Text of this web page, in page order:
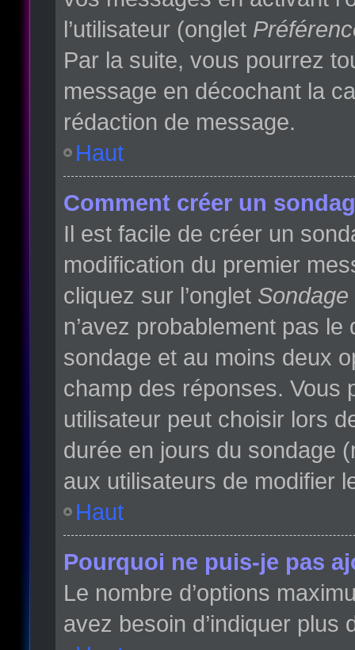
l’utilisateur (onglet
Par la suite, vous pourrez
message en décochant la
rédaction de message.
Haut
Comment créer un
Il est facile de créer un
modification du premier
cliquez sur l’onglet Sondage
n’avez probablement pas
sondage et au moins deux
champ des réponses. Vous
utilisateur peut choisir lors
durée en jours du sondage
aux utilisateurs de modifier
Haut
Pourquoi ne puis-je pas
Le nombre d’options
avez besoin d’indiquer plus